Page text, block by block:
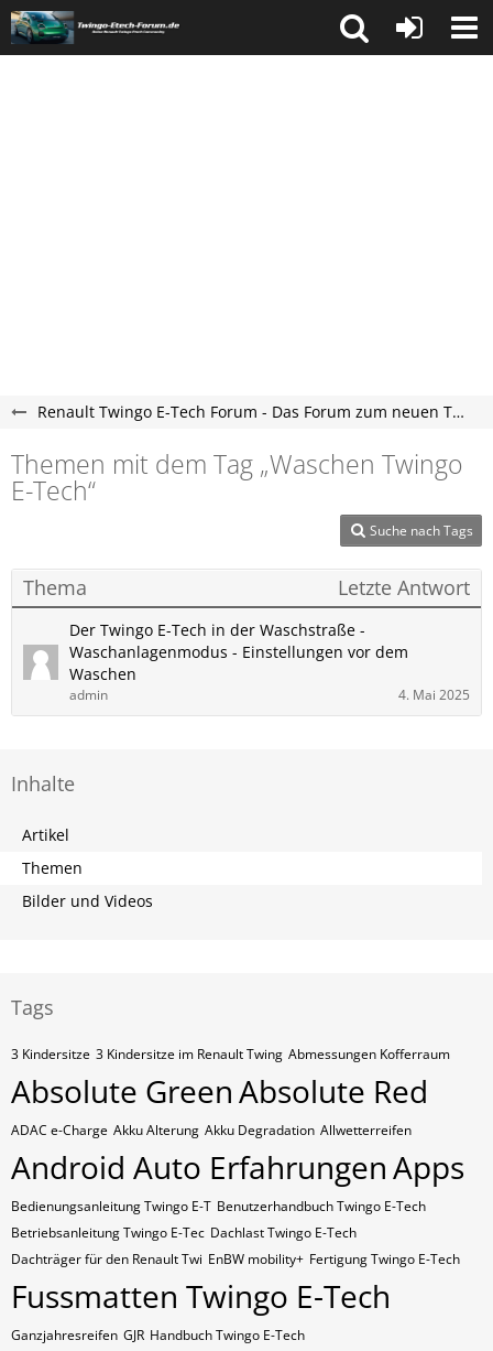
Renault Twingo E-Tech Forum - Das Forum zum neuen Twingo ab 2025
Themen mit dem Tag „Waschen Twingo
E-Tech“
Suche nach Tags
Thema Letzte Antwort
Der Twingo E-Tech in der Waschstraße -
Waschanlagenmodus - Einstellungen vor dem
Waschen
admin 4. Mai 2025
Inhalte
Artikel
Themen
Bilder und Videos
Tags
3 Kindersitze 3 Kindersitze im Renault Twing Abmessungen Kofferraum
Absolute GreenAbsolute Red
ADAC e-Charge Akku Alterung Akku Degradation Allwetterreifen
Android Auto ErfahrungenApps
Bedienungsanleitung Twingo E-T Benutzerhandbuch Twingo E-Tech
Betriebsanleitung Twingo E-Tec Dachlast Twingo E-Tech
Dachträger für den Renault Twi EnBW mobility+ Fertigung Twingo E-Tech
Fussmatten Twingo E-Tech
Ganzjahresreifen GJR Handbuch Twingo E-Tech